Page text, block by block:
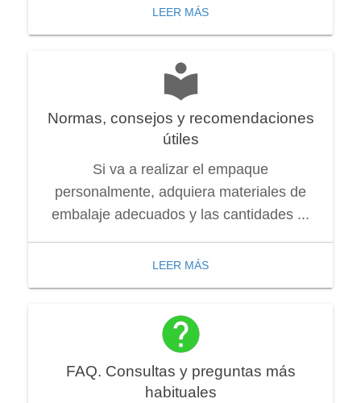
LEER MÁS
Normas, consejos y recomendaciones
útiles
Si va a realizar el empaque
personalmente, adquiera materiales de
embalaje adecuados y las cantidades ...
LEER MÁS
FAQ. Consultas y preguntas más
habituales